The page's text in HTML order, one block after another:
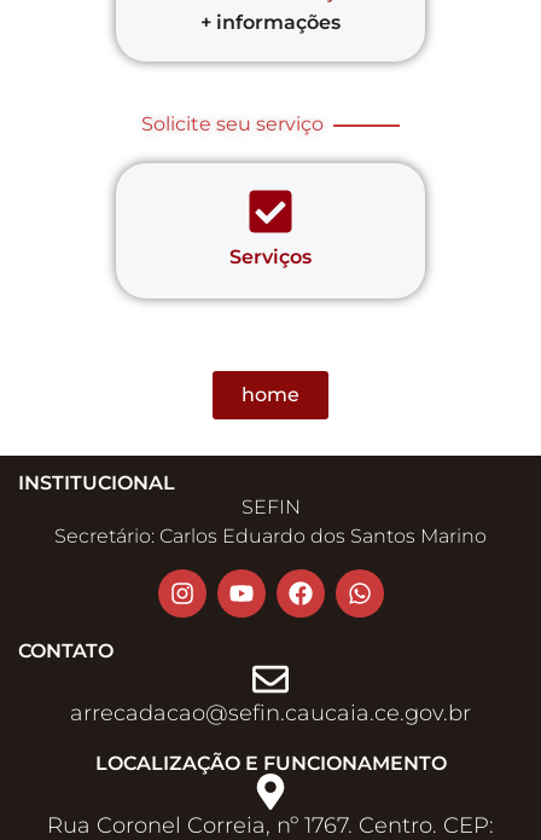
+ informações
Solicite seu serviço
Serviços
home
INSTITUCIONAL
SEFIN
Secretário: Carlos Eduardo dos Santos Marino
CONTATO
arrecadacao@sefin.caucaia.ce.gov.br​
LOCALIZAÇÃO E FUNCIONAMENTO
Rua Coronel Correia, nº 1767. Centro. CEP: